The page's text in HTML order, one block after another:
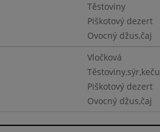
Těstoviny
Piškotový dezert
Ovocný džus,čaj
Vločková
Piškotový dezert
Ovocný džus,čaj